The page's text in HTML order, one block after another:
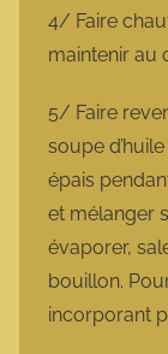
4/ Faire
maintenir au
5/ Faire
soupe
épais
et mélanger
évaporer,
bouillon.
incorporant